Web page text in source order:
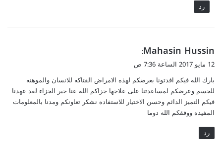
رد
ي
ق
ل
Mahasin Hussin
:
12 مايو 2017 الساعة 7:36 ص
بارك الله فيكم افدتونا بعرضكم لهذه الامراض الفتاكه للانسان والموهنه
للجسم وعرضكم لمساعدتنا على علاجها جزاكم الله عنا خير الجزاء لقد عهدنا
فيكم التميز الدائم وحسن الاختيار للاستفاده نشكر تعاونكم ومدنا بالمعلومات
المفيده ووفقكم الله دوما
رد